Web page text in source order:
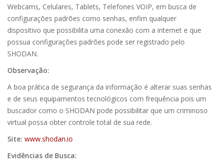
Webcams, Celulares, Tablets, Telefones VOIP, em busca de
configurações padrões como senhas, enfim qualquer
dispositivo que possibilita uma conexão com a internet e que
possua configurações padrões pode ser registrado pelo
SHODAN.
Observação:
A boa prática de segurança da informação é alterar suas senhas
e de seus equipamentos tecnológicos com frequência pois um
buscador como o SHODAN pode possibilitar que um criminoso
virtual possa obter controle total de sua rede.
Site: www.shodan.io
Evidências de Busca: